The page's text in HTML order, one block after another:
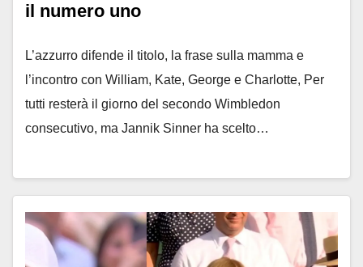
il numero uno
L’azzurro difende il titolo, la frase sulla mamma e
l’incontro con William, Kate, George e Charlotte, Per
tutti resterà il giorno del secondo Wimbledon
consecutivo, ma Jannik Sinner ha scelto…